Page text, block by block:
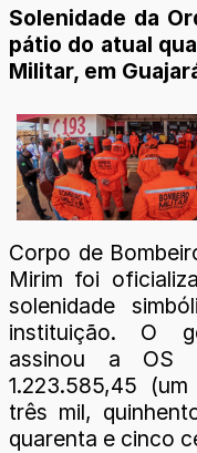
Solenidade da
pátio do atual
Militar, em
Corpo de
Mirim foi
solenidade
instituição. O
assinou a OS
1.223.585,45
três mil,
quarenta e cinco